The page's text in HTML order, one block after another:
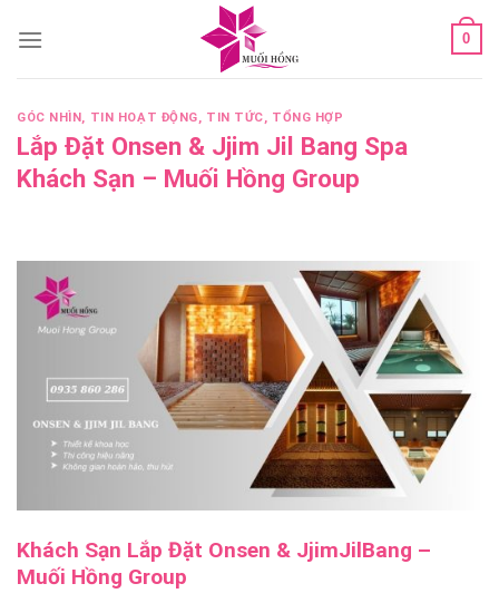
0
GÓC NHÌN, TIN HOẠT ĐỘNG, TIN TỨC, TỔNG HỢP
Lắp Đặt Onsen & Jjim Jil Bang Spa
Khách Sạn – Muối Hồng Group
Khách Sạn Lắp Đặt Onsen & JjimJilBang –
Muối Hồng Group